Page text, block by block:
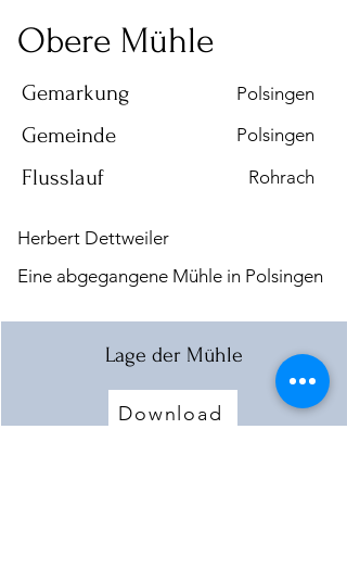
Obere Mühle
Polsingen
Gemarkung
Polsingen
Gemeinde
Rohrach
Flusslauf
Herbert Dettweiler
Eine abgegangene Mühle in Polsingen
Lage der Mühle
Download